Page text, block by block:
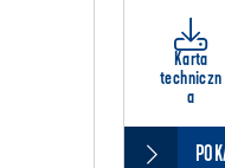
Karta
techniczn
a